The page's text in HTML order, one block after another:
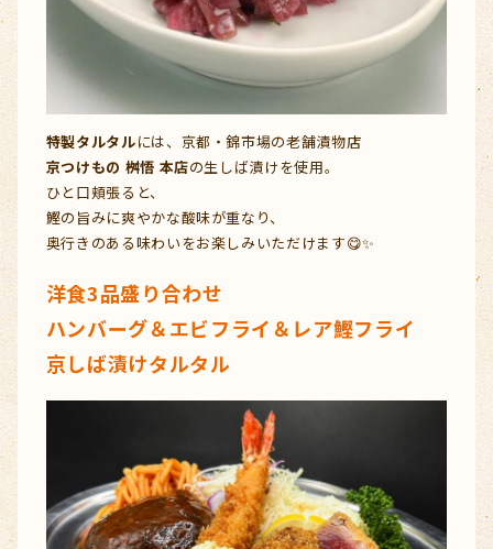
特製タルタルには、京都・錦市場の老舗漬物店
京つけもの 桝悟 本店の生しば漬けを使用。
ひと口頬張ると、
鰹の旨みに爽やかな酸味が重なり、
奥行きのある味わいをお楽しみいただけます😋✨
洋食3品盛り合わせ
ハンバーグ＆エビフライ＆レア鰹フライ
京しば漬けタルタル